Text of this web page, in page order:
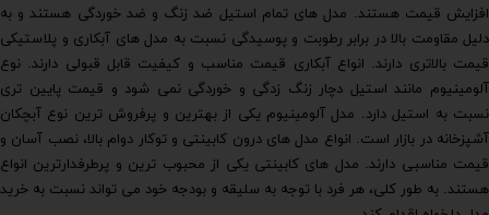
افزایش قیمت هستند. مدل های تمام استیل ضد زنگ و ضد خوردگی هستند و به
دلیل مقاومت بالا در برابر رطوبت و پوسیدگی نسبت به مدل های آبکاری و پلاستیکی
قیمت بالاتری دارند. انواع آبکاری قیمت مناسب و کیفیت قابل قبولی دارند. نوع
آلومینیوم مانند استیل دچار زنگ زدگی و خوردگی نمی شود و قیمت پایین تری
نسبت به استیل دارد. مدل آلومینیوم یکی از بهترین و پرفروش ترین نوع آبچکان
آشپزخانه در بازار است. انواع مدل های درون کابینتی و توکار دوام بالا، نصب آسان و
قیمت مناسبی دارند. مدل های کابینتی یکی از محبوب ترین و پرطرفدارترین انواع
هستند. به طور کلی، هر فرد با توجه به سلیقه و بودجه خود می تواند نسبت به خرید